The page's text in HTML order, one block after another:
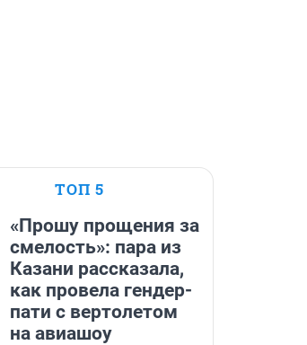
ТОП 5
«Прошу прощения за
смелость»: пара из
Казани рассказала,
как провела гендер-
пати с вертолетом
на авиашоу